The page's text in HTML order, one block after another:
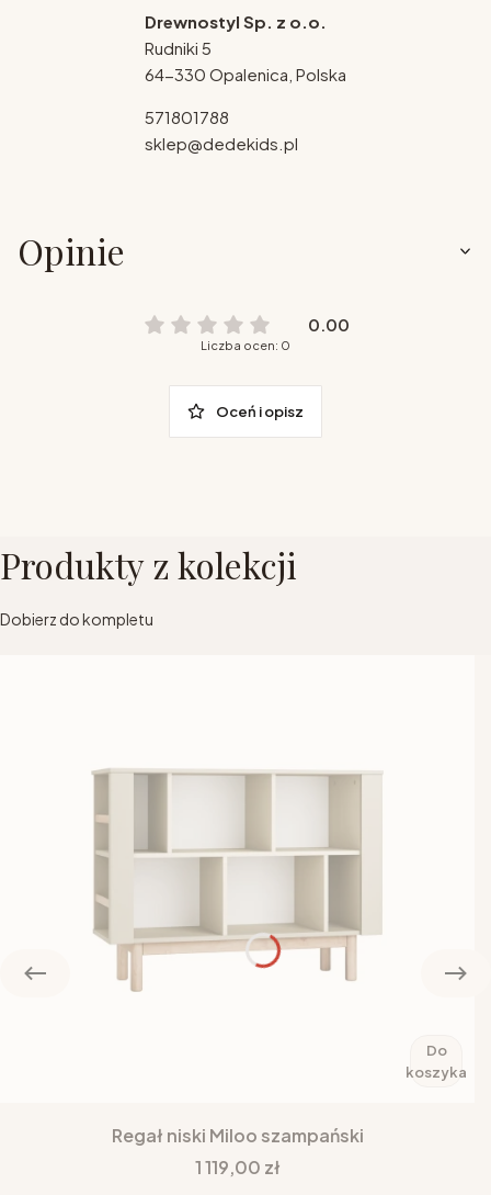
Drewnostyl Sp. z o.o.
Rudniki 5
64-330 Opalenica, Polska
571801788
sklep@dedekids.pl
Opinie
0.00
Liczba ocen: 0
Oceń i opisz
Produkty z kolekcji
Dobierz do kompletu
Do
koszyka
Regał niski Miloo szampański
Cena
1 119,00 zł